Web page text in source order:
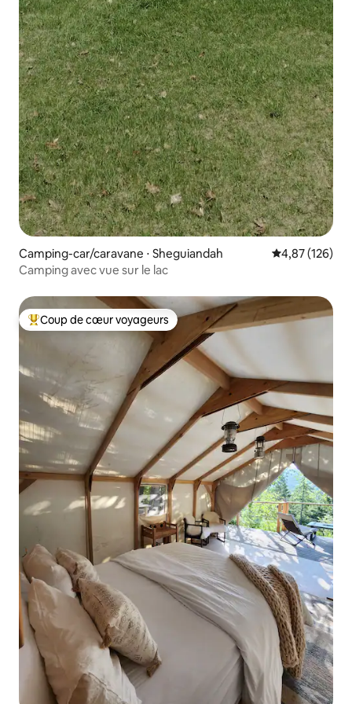
Camping-car/caravane ⋅ Sheguiandah Évaluation
4,87 (126)
Camping avec vue sur le lac
Coups de cœur voyageurs les plus appréciés
Coup de cœur voyageurs